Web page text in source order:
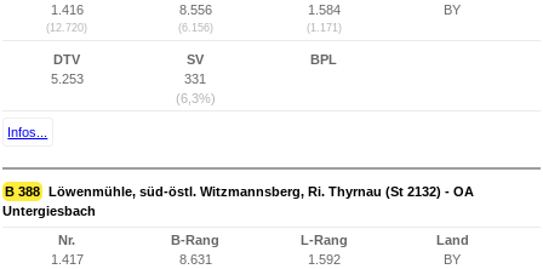
1.416
(12.720)
8.556
(6.156)
1.584
(1.171)
BY
DTV
5.253
SV
331
(6,3%)
BPL
Infos...
B 388 Löwenmühle, süd-östl. Witzmannsberg, Ri. Thyrnau (St 2132) - OA
Untergiesbach
Nr.
1.417
B-Rang
8.631
L-Rang
1.592
Land
BY